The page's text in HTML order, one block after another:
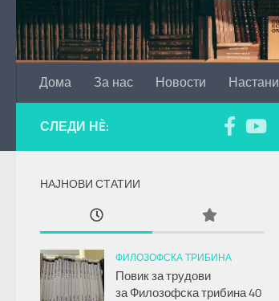
Дома За нас Новости Настани
СЛЕДИ НÈ:
НАЈНОВИ СТАТИИ
ФИЛОЗОФСКА ТРИБИНА
Повик за трудови
за Филозофска трибина40